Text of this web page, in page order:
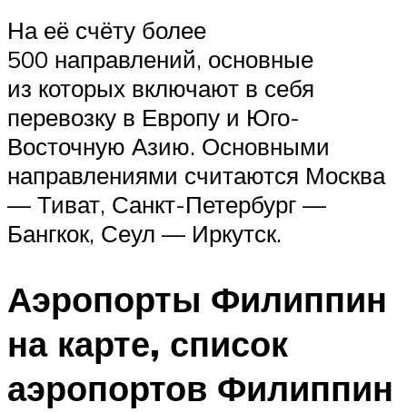
На её счёту более
500 направлений, основные
из которых включают в себя
перевозку в Европу и Юго-
Восточную Азию. Основными
направлениями считаются Москва
— Тиват, Санкт-Петербург —
Бангкок, Сеул — Иркутск.
Аэропорты Филиппин
на карте, список
аэропортов Филиппин